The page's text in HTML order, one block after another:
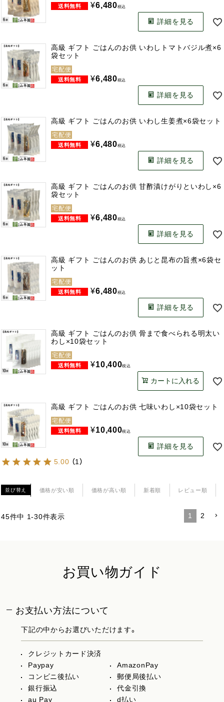
¥6,480税込
詳細を見る
高級 ギフト ごはんのお供 いわしトマトバジル煮×6
袋セット
宅配便
¥6,480税込
詳細を見る
高級 ギフト ごはんのお供 いわし生姜煮×6袋セット
宅配便
¥6,480税込
詳細を見る
高級 ギフト ごはんのお供 甘酢漬けがりといわし×6
袋セット
宅配便
¥6,480税込
詳細を見る
高級 ギフト ごはんのお供 あじと昆布の旨煮×6袋セ
ット
宅配便
¥6,480税込
詳細を見る
高級 ギフト ごはんのお供 骨まで食べられる明太い
わし×10袋セット
宅配便
¥10,400税込
カートに入れる
高級 ギフト ごはんのお供 七味いわし×10袋セット
宅配便
¥10,400税込
詳細を見る
5.00 （1 ）
並び替え 価格が安い順 価格が高い順 新着順 レビュー順
45件中 1-30件表示 1 2
お買い物ガイド
お支払い方法について
下記の中からお選びいただけます。
クレジットカード決済
Paypay
AmazonPay
コンビニ後払い
郵便局後払い
銀行振込
代金引換
au Pay
d払い